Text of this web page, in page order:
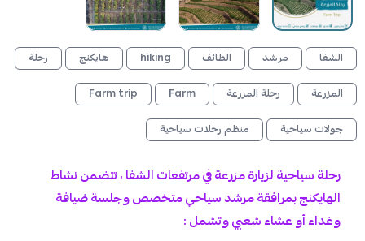
الشفا مرشد الطائف hiking هايكنج
رحلة
المزرعة
رحلة المزرعة Farm
Farm trip
جولات سياحية
منظم رحلات سياحية
رحلة سياحية لزيارة مزرعة في مرتفعات الشفا ، تتضمن نشاط
الهايكنج بمرافقة مرشد سياحي متخصص وجلسة ضيافة
وغداء أو عشاء شعبي وتشمل :